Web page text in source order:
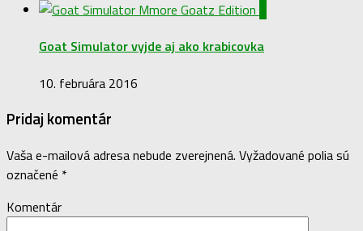
Goat Simulator vyjde aj ako krabicovka
10. februára 2016
Pridaj komentár
Vaša e-mailová adresa nebude zverejnená. Vyžadované polia sú
označené *
Komentár